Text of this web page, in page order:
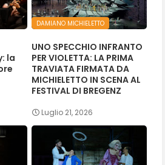
la
DAMIANO MICHIELETTO
UNO SPECCHIO INFRANTO
PER VIOLETTA: LA PRIMA
TRAVIATA FIRMATA DA
MICHIELETTO IN SCENA AL
FESTIVAL DI BREGENZ
Luglio 21, 2026